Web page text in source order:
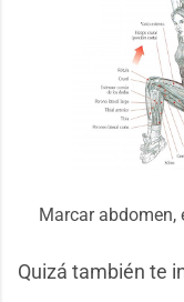
Marcar abdomen,
Quizá también te